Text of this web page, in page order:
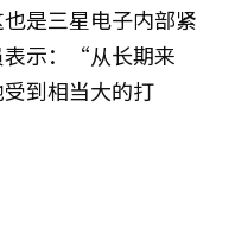
是三星电子内部紧
表示：“从长期来
到相当大的打